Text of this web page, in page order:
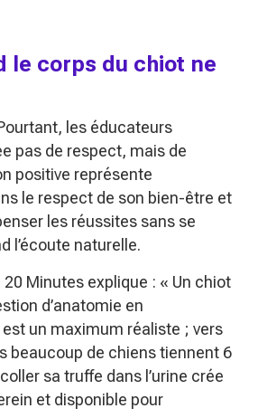
le corps du chiot ne
les éducateurs
pas de respect, mais de
positive représente
le respect de son bien-être et
les réussites sans se
l’écoute naturelle.
Minutes explique : « Un chiot
d’anatomie en
un maximum réaliste ; vers
beaucoup de chiens tiennent 6
sa truffe dans l’urine crée
et disponible pour